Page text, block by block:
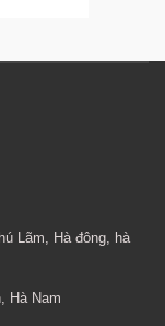
Lãm, Hà đông, hà
Hà Nam